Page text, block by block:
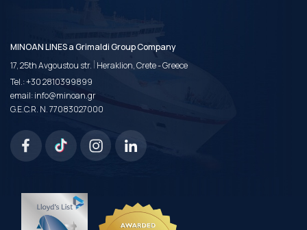
MINOAN LINES a Grimaldi Group Company
17, 25th Avgoustou str. | Heraklion, Crete - Greece
Tel.:+30 2810399899
email:info@minoan.gr
G.E.C.R. N. 77083027000